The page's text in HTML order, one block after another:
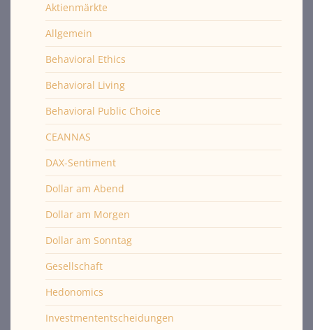
Aktienmärkte
Allgemein
Behavioral Ethics
Behavioral Living
Behavioral Public Choice
CEANNAS
DAX-Sentiment
Dollar am Abend
Dollar am Morgen
Dollar am Sonntag
Gesellschaft
Hedonomics
Investmententscheidungen